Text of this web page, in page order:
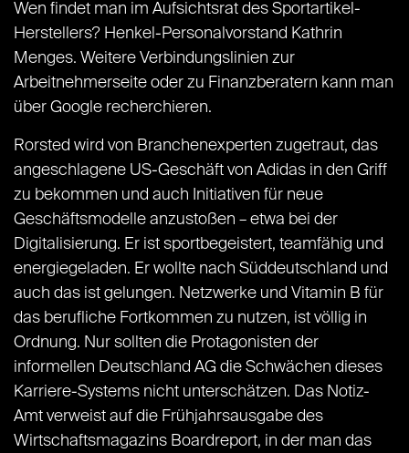
Wen findet man im Aufsichtsrat des Sportartikel-
Herstellers? Henkel-Personalvorstand Kathrin
Menges. Weitere Verbindungslinien zur
Arbeitnehmerseite oder zu Finanzberatern kann man
über Google recherchieren.
Rorsted wird von Branchenexperten zugetraut, das
angeschlagene US-Geschäft von Adidas in den Griff
zu bekommen und auch Initiativen für neue
Geschäftsmodelle anzustoßen – etwa bei der
Digitalisierung. Er ist sportbegeistert, teamfähig und
energiegeladen. Er wollte nach Süddeutschland und
auch das ist gelungen. Netzwerke und Vitamin B für
das berufliche Fortkommen zu nutzen, ist völlig in
Ordnung. Nur sollten die Protagonisten der
informellen Deutschland AG die Schwächen dieses
Karriere-Systems nicht unterschätzen. Das Notiz-
Amt verweist auf die Frühjahrsausgabe des
Wirtschaftsmagazins Boardreport, in der man das